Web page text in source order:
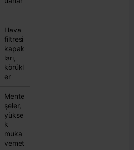
Hava
filtresi
kapak
ları,
körükl
er
Mente
şeler,
yükse
k
muka
vemet